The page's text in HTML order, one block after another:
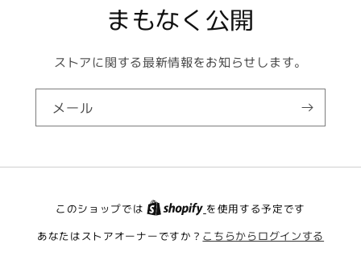
まもなく公開
ストアに関する最新情報をお知らせします。
メール
このショップでは
を使用する予定です
あなたはストアオーナーですか？ こちらからログインする